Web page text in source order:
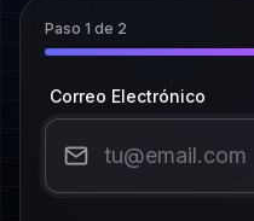
Paso 1 de 2
Correo Electrónico